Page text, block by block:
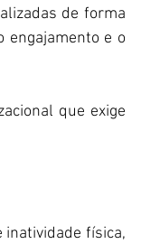
de forma
engajamento e o
que exige
inatividade física,